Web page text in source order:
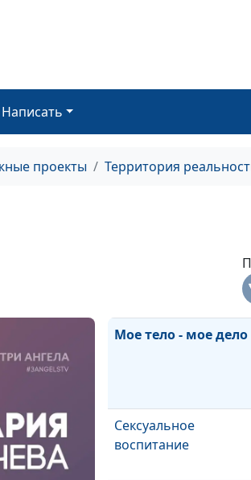
Написать
проекты Территория
религии
Мое тело - мое дело
Сексуальное
воспитание